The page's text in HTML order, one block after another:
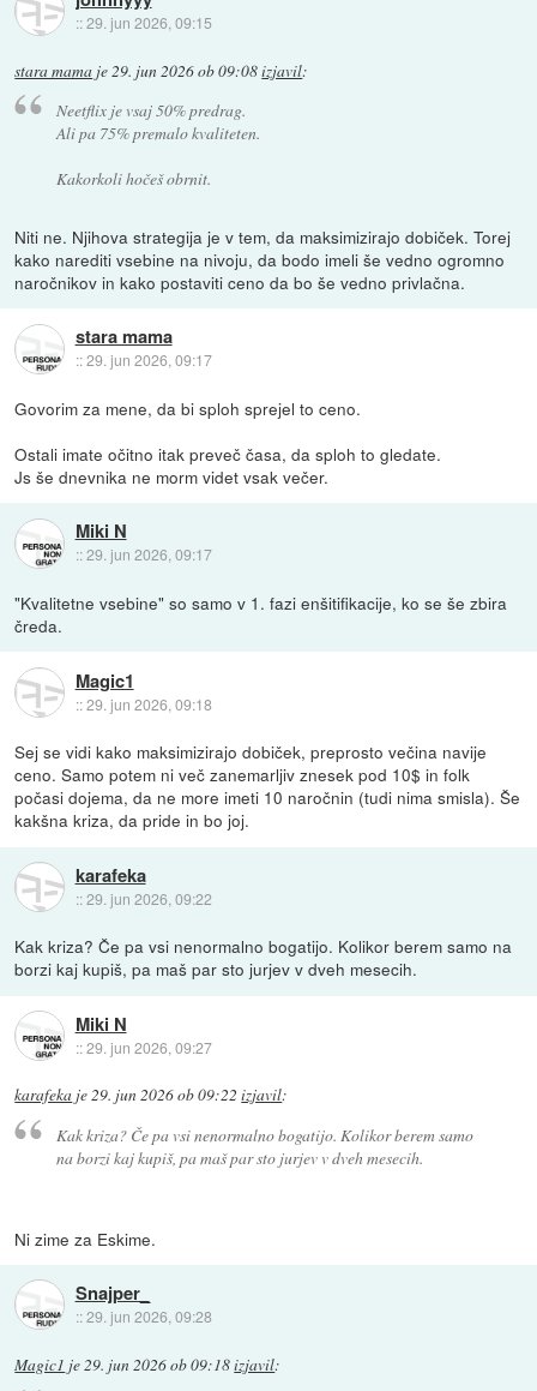
::29. jun 2026, 09:15
stara mama je 29. jun 2026 ob 09:08izjavil:
Neetflix je vsaj 50% predrag.
Ali pa 75% premalo kvaliteten.
Kakorkoli hočeš obrnit.
Niti ne. Njihova strategija je v tem, da maksimizirajo dobiček. Torej
kako narediti vsebine na nivoju, da bodo imeli še vedno ogromno
naročnikov in kako postaviti ceno da bo še vedno privlačna.
stara mama
::29. jun 2026, 09:17
Govorim za mene, da bi sploh sprejel to ceno.
Ostali imate očitno itak preveč časa, da sploh to gledate.
Js še dnevnika ne morm videt vsak večer.
Miki N
::29. jun 2026, 09:17
"Kvalitetne vsebine" so samo v 1. fazi enšitifikacije, ko se še zbira
čreda.
Magic1
::29. jun 2026, 09:18
Sej se vidi kako maksimizirajo dobiček, preprosto večina navije
ceno. Samo potem ni več zanemarljiv znesek pod 10$ in folk
počasi dojema, da ne more imeti 10 naročnin (tudi nima smisla). Še
kakšna kriza, da pride in bo joj.
karafeka
::29. jun 2026, 09:22
Kak kriza? Če pa vsi nenormalno bogatijo. Kolikor berem samo na
borzi kaj kupiš, pa maš par sto jurjev v dveh mesecih.
Miki N
::29. jun 2026, 09:27
karafeka je29. jun 2026 ob 09:22 izjavil:
Kak kriza? Če pa vsi nenormalno bogatijo. Kolikor berem samo
na borzi kaj kupiš, pa maš par sto jurjev v dveh mesecih.
Ni zime za Eskime.
Snajper_
::29. jun 2026, 09:28
Magic1 je29. jun 2026 ob 09:18izjavil: